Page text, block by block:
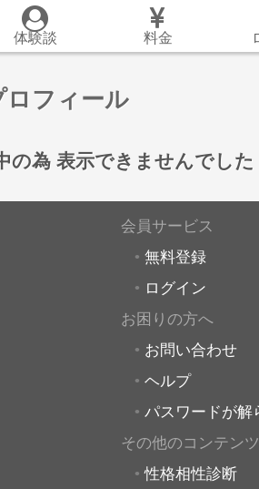
体験談 料金
ロフィール
の為 表示できませんでした
会員サービス
無料登録
ログイン
お困りの方へ
お問い合わせ
ヘルプ
パスワードが解
その他のコンテンツ
性格相性診断